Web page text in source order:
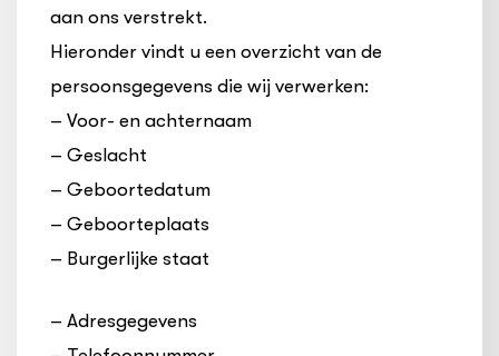
aan ons verstrekt.
Hieronder vindt u een overzicht van de
persoonsgegevens die wij verwerken:
– Voor- en achternaam
– Geslacht
– Geboortedatum
– Geboorteplaats
– Burgerlijke staat
– Adresgegevens